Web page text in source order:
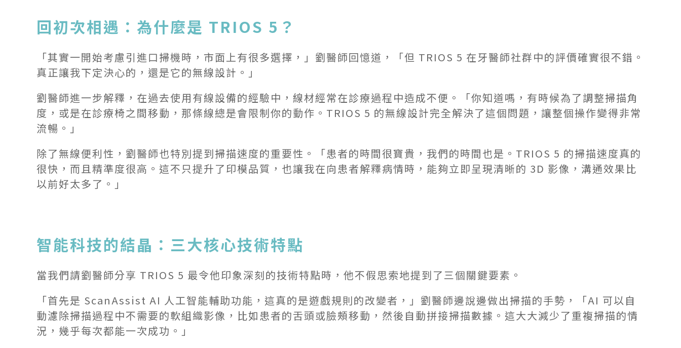
回初次相遇：為什麼是 TRIOS 5？
「其實一開始考慮引進口掃機時，市面上有很多選擇，」劉醫師回憶道，「但 TRIOS 5 在牙醫師社群中的評價確實很不錯。
真正讓我下定決心的，還是它的無線設計。」
劉醫師進一步解釋，在過去使用有線設備的經驗中，線材經常在診療過程中造成不便。「你知道嗎，有時候為了調整掃描角
度，或是在診療椅之間移動，那條線總是會限制你的動作。TRIOS 5 的無線設計完全解決了這個問題，讓整個操作變得非常
流暢。」
除了無線便利性，劉醫師也特別提到掃描速度的重要性。「患者的時間很寶貴，我們的時間也是。TRIOS 5 的掃描速度真的
很快，而且精準度很高。這不只提升了印模品質，也讓我在向患者解釋病情時，能夠立即呈現清晰的 3D 影像，溝通效果比
以前好太多了。」
智能科技的結晶：三大核心技術特點
當我們請劉醫師分享 TRIOS 5 最令他印象深刻的技術特點時，他不假思索地提到了三個關鍵要素。
「首先是 ScanAssist AI 人工智能輔助功能，這真的是遊戲規則的改變者，」劉醫師邊說邊做出掃描的手勢，「AI 可以自
動濾除掃描過程中不需要的軟組織影像，比如患者的舌頭或臉頰移動，然後自動拼接掃描數據。這大大減少了重複掃描的情
況，幾乎每次都能一次成功。」